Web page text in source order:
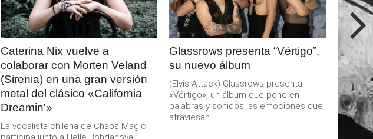
Caterina Nix vuelve a
colaborar con Morten Veland
(Sirenia) en una gran versión
metal del clásico «California
Dreamin'»
La vocalista chilena de Chaos Magic
Glassrows presenta “Vértigo”,
su nuevo álbum
(Elvis Attack) Glassrows presenta
«Vértigo», un álbum que pone en
palabras y sonidos las emociones que
atraviesan...